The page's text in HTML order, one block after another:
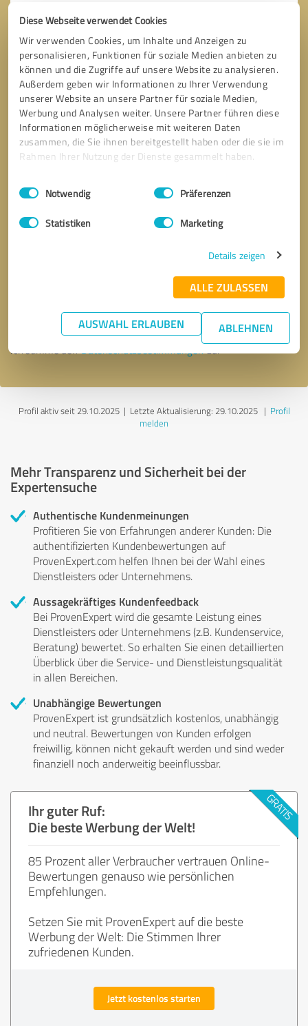
Diese Webseite verwendet Cookies
Wir verwenden Cookies, um Inhalte und Anzeigen zu
personalisieren, Funktionen für soziale Medien anbieten zu
können und die Zugriffe auf unsere Website zu analysieren.
Außerdem geben wir Informationen zu Ihrer Verwendung
unserer Website an unsere Partner für soziale Medien,
Werbung und Analysen weiter. Unsere Partner führen diese
Informationen möglicherweise mit weiteren Daten
zusammen, die Sie ihnen bereitgestellt haben oder die sie im
Rahmen Ihrer Nutzung der Dienste gesammelt haben.
Impressum Datenschutzbestimmungen
Einwilligungsauswahl
Notwendig Präferenzen
Statistiken Marketing
Details zeigen
ALLE ZULASSEN
AUSWAHL ERLAUBEN ABLEHNEN
* Erforderliche Angaben
Nachricht senden
Ich stimme denDatenschutzbestimmungenzu.
Profil aktiv seit 29.10.2025 | Letzte Aktualisierung: 29.10.2025| Profil
melden
Mehr Transparenz und Sicherheit bei der
Expertensuche
Authentische Kundenmeinungen
Profitieren Sie von Erfahrungen anderer Kunden: Die
authentifizierten Kundenbewertungen auf
ProvenExpert.com helfen Ihnen bei der Wahl eines
Dienstleisters oder Unternehmens.
Aussagekräftiges Kundenfeedback
Bei ProvenExpert wird die gesamte Leistung eines
Dienstleisters oder Unternehmens (z.B. Kundenservice,
Beratung) bewertet. So erhalten Sie einen detaillierten
Überblick über die Service- und Dienstleistungsqualität
in allen Bereichen.
Unabhängige Bewertungen
ProvenExpert ist grundsätzlich kostenlos, unabhängig
und neutral. Bewertungen von Kunden erfolgen
freiwillig, können nicht gekauft werden und sind weder
finanziell noch anderweitig beeinflussbar.
Ihr guter Ruf:
Die beste Werbung der Welt!
85 Prozent aller Verbraucher vertrauen Online-
Bewertungen genauso wie persönlichen
Empfehlungen.
Setzen Sie mit ProvenExpert auf die beste
Werbung der Welt: Die Stimmen Ihrer
zufriedenen Kunden.
Jetzt kostenlos starten